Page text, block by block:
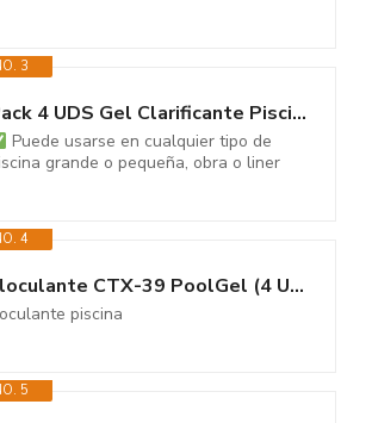
3
Pack 4 UDS Gel Clarificante Piscinas Dpool Gel - MONODOSIS 90 GR - Agua...
Puede usarse en cualquier tipo de
grande o pequeña, obra o liner
4
Floculante CTX-39 PoolGel (4 Unidades)
piscina
5